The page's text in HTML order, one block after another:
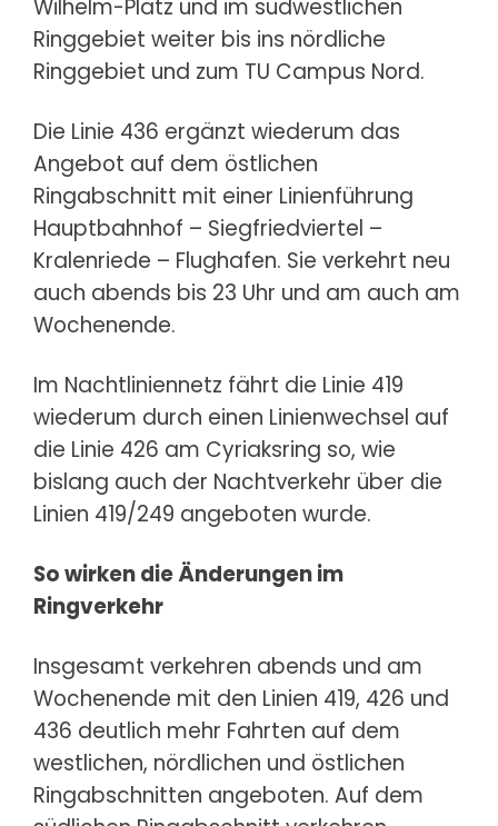
Wilhelm-Platz und im südwestlichen
Ringgebiet weiter bis ins nördliche
Ringgebiet und zum TU Campus Nord.
Die Linie 436 ergänzt wiederum das
Angebot auf dem östlichen
Ringabschnitt mit einer Linienführung
Hauptbahnhof – Siegfriedviertel –
Kralenriede – Flughafen. Sie verkehrt neu
auch abends bis 23 Uhr und am auch am
Wochenende.
Im Nachtliniennetz fährt die Linie 419
wiederum durch einen Linienwechsel auf
die Linie 426 am Cyriaksring so, wie
bislang auch der Nachtverkehr über die
Linien 419/249 angeboten wurde.
So wirken die Änderungen im
Ringverkehr
Insgesamt verkehren abends und am
Wochenende mit den Linien 419, 426 und
436 deutlich mehr Fahrten auf dem
westlichen, nördlichen und östlichen
Ringabschnitten angeboten. Auf dem